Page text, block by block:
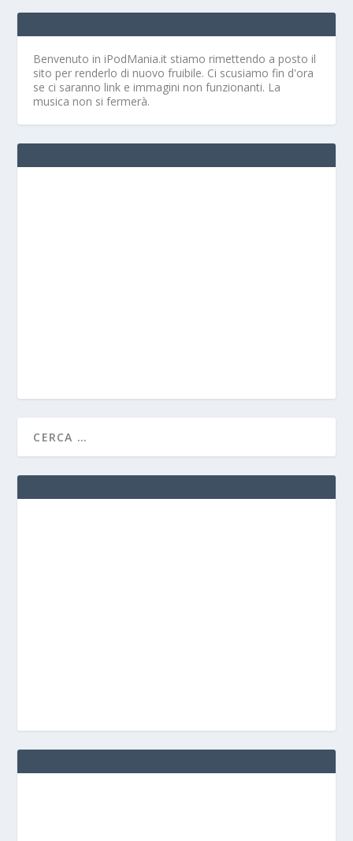
Benvenuto in iPodMania.it stiamo rimettendo a posto il
sito per renderlo di nuovo fruibile. Ci scusiamo fin d'ora
se ci saranno link e immagini non funzionanti. La
musica non si fermerà.